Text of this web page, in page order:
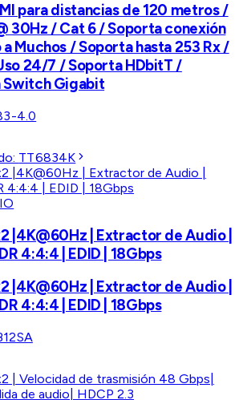
para distancias de 120 metros /
30Hz / Cat 6 / Soporta conexión
a Muchos / Soporta hasta 253 Rx /
24/7 / Soporta HDbitT /
Switch Gigabit
4.0
TT6834K
|4K@60Hz | Extractor de Audio |
4:4:4 | EDID | 18Gbps
|4K@60Hz | Extractor de Audio |
4:4:4 | EDID | 18Gbps